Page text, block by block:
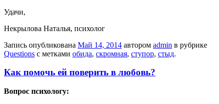
Удачи,
Некрылова Наталья, психолог
Запись опубликована Май 14, 2014 автором admin в рубрике
Questions с метками обида, скромная, ступор, стыд.
Как помочь ей поверить в любовь?
Вопрос психологу: